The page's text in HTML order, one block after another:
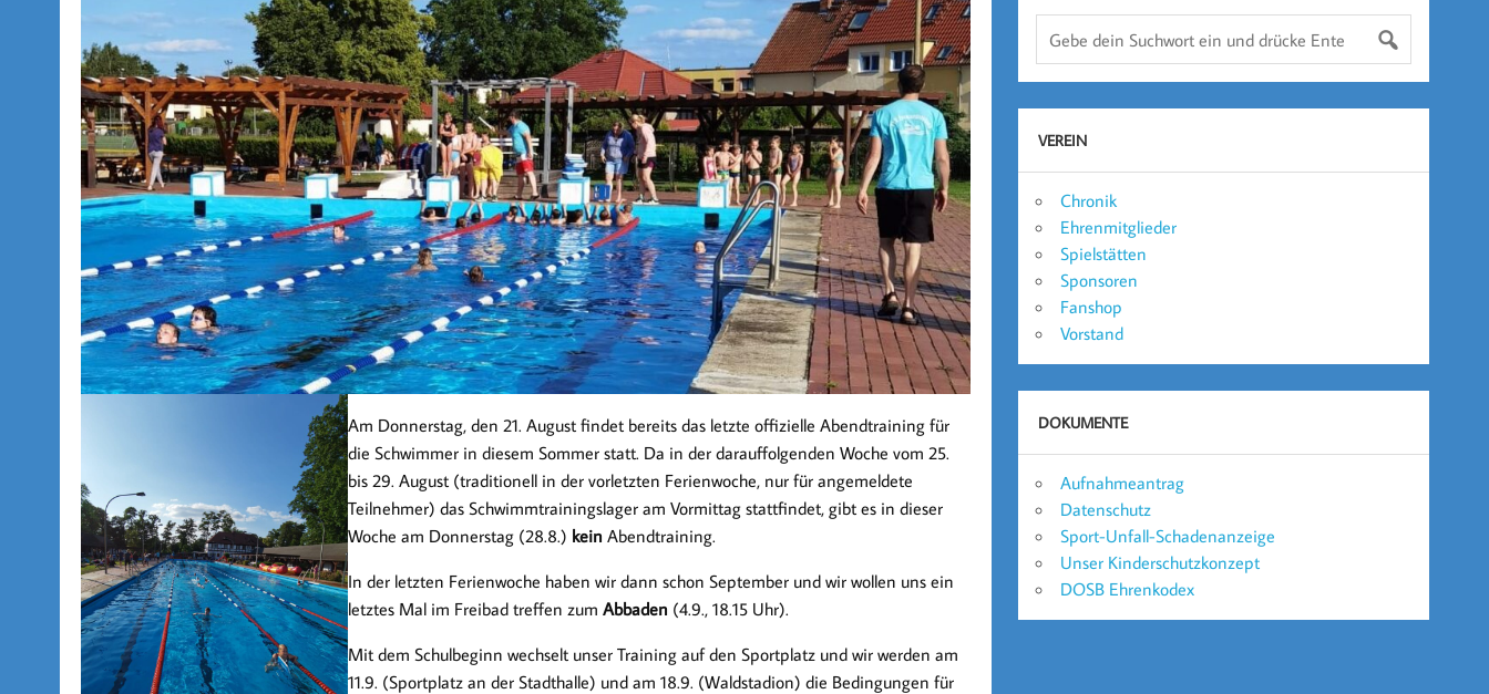
Am Donnerstag, den 21. August findet bereits das letzte offizielle Abendtraining für
die Schwimmer in diesem Sommer statt. Da in der darauffolgenden Woche vom 25.
bis 29. August (traditionell in der vorletzten Ferienwoche, nur für angemeldete
Teilnehmer) das Schwimmtrainingslager am Vormittag stattfindet, gibt es in dieser
Woche am Donnerstag (28.8.) kein Abendtraining.
In der letzten Ferienwoche haben wir dann schon September und wir wollen uns ein
letztes Mal im Freibad treffen zum Abbaden (4.9., 18.15 Uhr).
Mit dem Schulbeginn wechselt unser Training auf den Sportplatz und wir werden am
11.9. (Sportplatz an der Stadthalle) und am 18.9. (Waldstadion) die Bedingungen für
VEREIN
Chronik
Ehrenmitglieder
Spielstätten
Sponsoren
Fanshop
Vorstand
DOKUMENTE
Aufnahmeantrag
Datenschutz
Sport-Unfall-Schadenanzeige
Unser Kinderschutzkonzept
DOSB Ehrenkodex